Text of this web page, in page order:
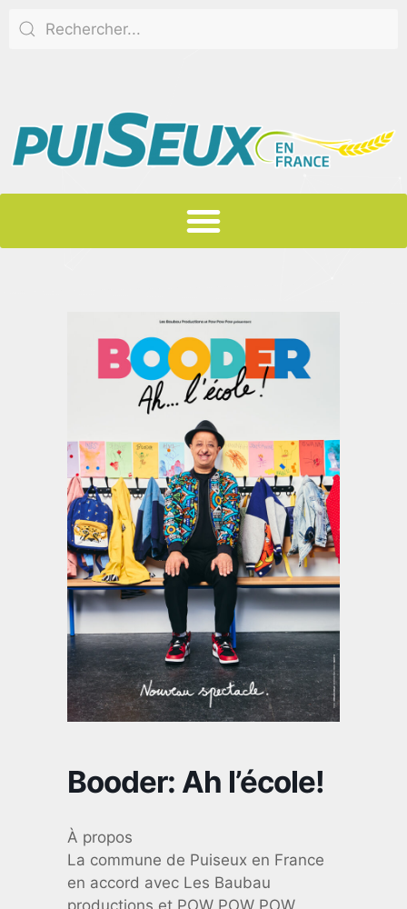
Booder: Ah l’école!
À propos
La commune de Puiseux en France
en accord avec Les Baubau
productions et POW POW POW